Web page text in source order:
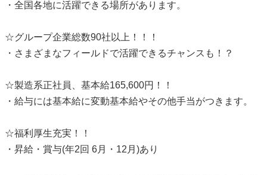
・全国各地に活躍できる場所があります。
☆グループ企業総数90社以上！！！
・さまざまなフィールドで活躍できるチャンスも！？
☆製造系正社員、基本給165,600円！！
・給与には基本給に変動基本給やその他手当がつきます。
☆福利厚生充実！！
・昇給・賞与(年2回 6月・12月)あり